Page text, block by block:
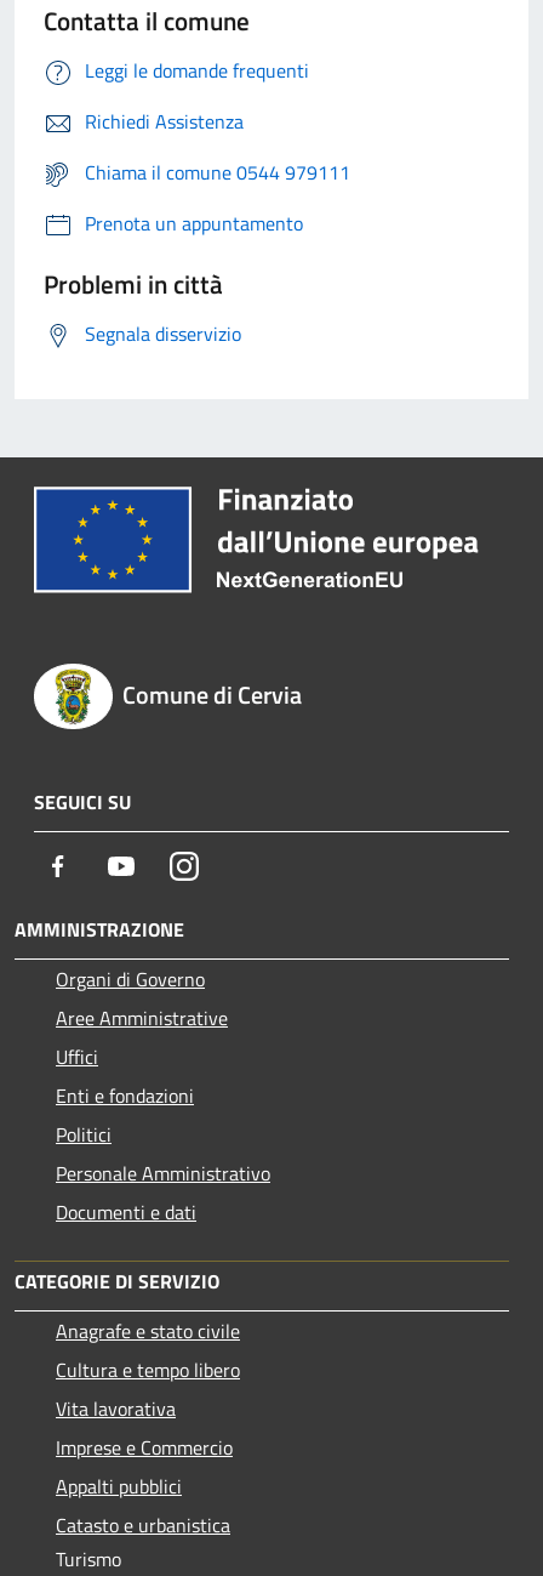
Contatta il comune
Leggi le domande frequenti
Richiedi Assistenza
Chiama il comune 0544 979111
Prenota un appuntamento
Problemi in città
Segnala disservizio
Comune di Cervia
SEGUICI SU
Facebook YoutubeInstagram
AMMINISTRAZIONE
Organi di Governo
Aree Amministrative
Uffici
Enti e fondazioni
Politici
Personale Amministrativo
Documenti e dati
CATEGORIE DI SERVIZIO
Anagrafe e stato civile
Cultura e tempo libero
Vita lavorativa
Imprese e Commercio
Appalti pubblici
Catasto e urbanistica
Turismo